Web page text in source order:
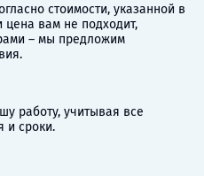
стоимости, указанной в
цена вам не подходит,
– мы предложим
работу, учитывая все
и сроки.